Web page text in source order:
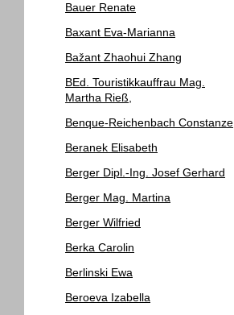
Bauer Renate
Baxant Eva-Marianna
Bažant Zhaohui Zhang
BEd. Touristikkauffrau Mag.
Martha Rieß,
Benque-Reichenbach Constanze
Beranek Elisabeth
Berger Dipl.-Ing. Josef Gerhard
Berger Mag. Martina
Berger Wilfried
Berka Carolin
Berlinski Ewa
Beroeva Izabella